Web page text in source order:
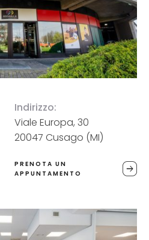
Indirizzo:
Viale Europa, 30
20047 Cusago (MI)
PRENOTA UN
APPUNTAMENTO